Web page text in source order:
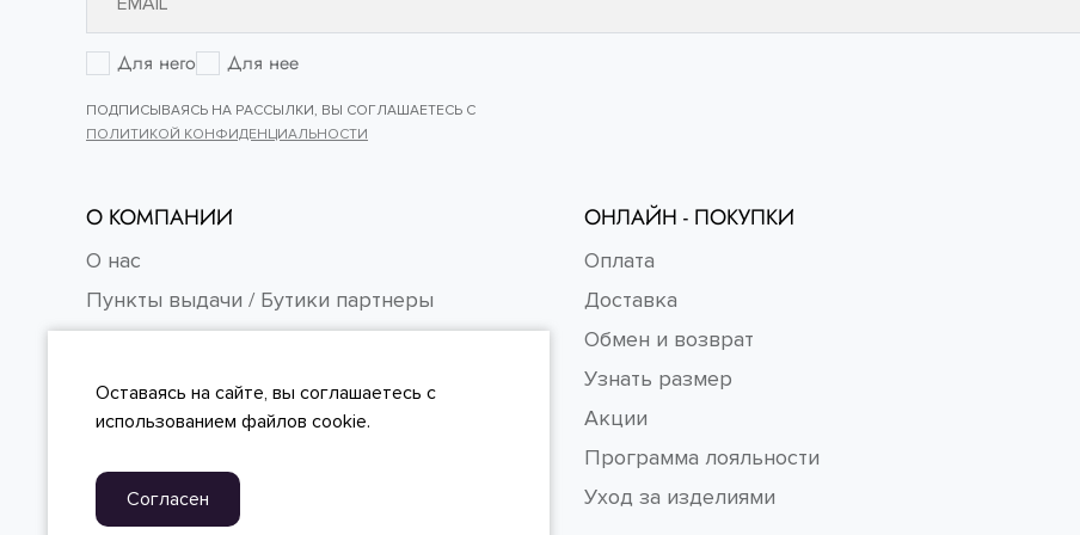
Для него Для нее
ПОДПИСЫВАЯСЬ НА РАССЫЛКИ, ВЫ СОГЛАШАЕТЕСЬ С
ПОЛИТИКОЙ КОНФИДЕНЦИАЛЬНОСТИ
О КОМПАНИИ
О нас
Пункты выдачи / Бутики партнеры
Контакты
FAQ
ОНЛАЙН - ПОКУПКИ
Оплата
Доставка
Обмен и возврат
Узнать размер
Акции
Программа лояльности
Уход за изделиями
Оставаясь на сайте, вы соглашаетесь с
использованием файлов cookie.
Согласен